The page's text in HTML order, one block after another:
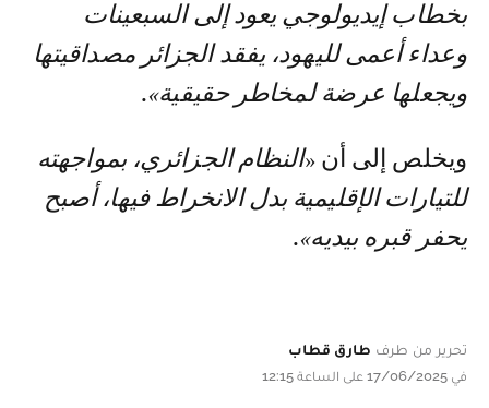
بخطاب إيديولوجي يعود إلى السبعينات
وعداء أعمى لليهود، يفقد الجزائر مصداقيتها
ويجعلها عرضة لمخاطر حقيقية».
ويخلص إلى أن «النظام الجزائري، بمواجهته
للتيارات الإقليمية بدل الانخراط فيها، أصبح
يحفر قبره بيديه».
تحرير من طرف طارق قطاب
في 17/06/2025 على الساعة 12:15